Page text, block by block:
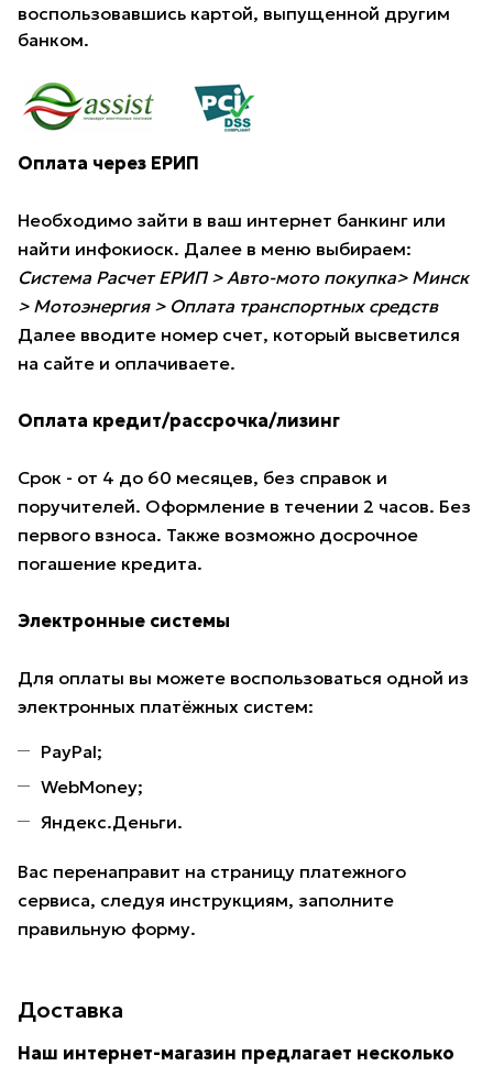
воспользовавшись картой, выпущенной другим
банком.
Оплата через ЕРИП
Необходимо зайти в ваш интернет банкинг или
найти инфокиоск. Далее в меню выбираем:
Система Расчет ЕРИП > Авто-мото покупка> Минск
> Мотоэнергия > Оплата транспортных средств
Далее вводите номер счет, который высветился
на сайте и оплачиваете.
Оплата кредит/рассрочка/лизинг
Срок - от 4 до 60 месяцев, без справок и
поручителей. Оформление в течении 2 часов. Без
первого взноса. Также возможно досрочное
погашение кредита.
Электронные системы
Для оплаты вы можете воспользоваться одной из
электронных платёжных систем:
PayPal;
WebMoney;
Яндекс.Деньги.
Вас перенаправит на страницу платежного
сервиса, следуя инструкциям, заполните
правильную форму.
Доставка
Наш интернет-магазин предлагает несколько